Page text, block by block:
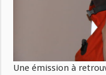
Une émission à